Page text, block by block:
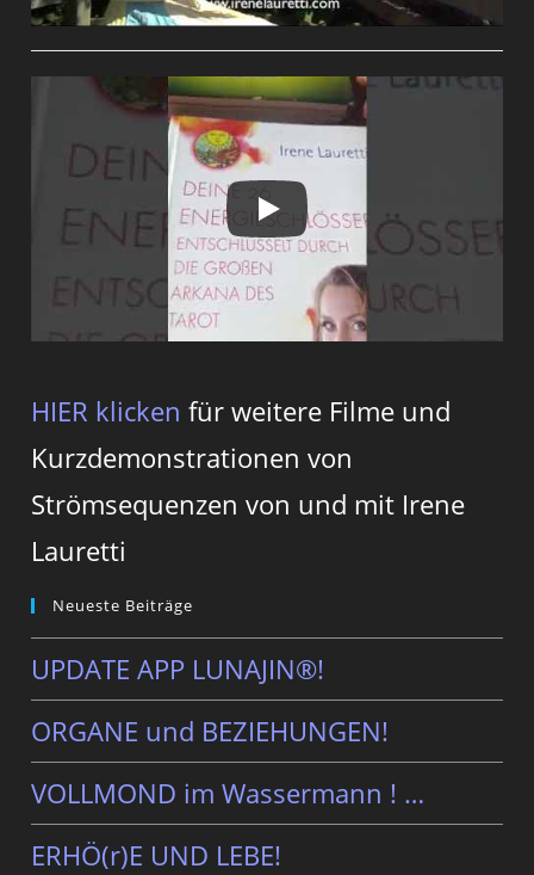
HIER klicken für weitere Filme und
Kurzdemonstrationen von
Strömsequenzen von und mit Irene
Lauretti
Neueste Beiträge
UPDATE APP LUNAJIN®!
ORGANE und BEZIEHUNGEN!
VOLLMOND im Wassermann ! …
ERHÖ(r)E UND LEBE!